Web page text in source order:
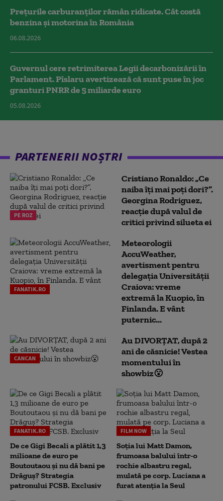
Prețurile carburanților rămân ridicate. Cât costă
benzina și motorina în România
06.08.2026
Guvernul cere retrimiterea Legii decarbonizării în
Parlament. Pîslaru avertizează că sunt puse în joc
granturi PNRR de 5 miliarde euro
05.08.2026
PARTENERII NOȘTRI
PE ROZ
Cristiano Ronaldo: „Ce
naiba îți mai poți dori?”.
Georgina Rodriguez,
reacție după valul de
critici privind silueta ei
FANATIK.RO
Meteorologii
AccuWeather,
avertisment pentru
delegația Universității
Craiova: vreme
extremă la Kuopio, în
Finlanda. E vânt
puternic...
CANCAN
Au DIVORȚAT, după 2
ani de căsnicie! Vestea
momentului în
showbiz😮
FANATIK.RO
De ce Gigi Becali a plătit 1,3
milioane de euro pe
Boutoutaou și nu dă bani pe
Drăguș? Strategia
patronului FCSB. Exclusiv
FILM NOW
Soția lui Matt Damon,
frumoasa balului într-o
rochie albastru regal,
mulată pe corp. Luciana a
furat atenția la Seul